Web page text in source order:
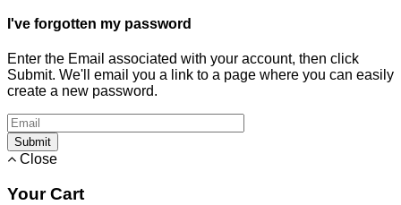
I've forgotten my password
Enter the Email associated with your account, then click
Submit. We'll email you a link to a page where you can easily
create a new password.
Submit
Close
Your Cart